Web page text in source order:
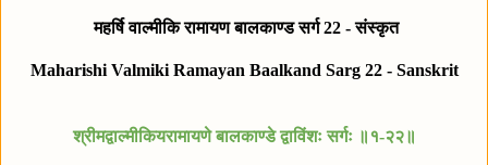
महर्षिवाल्मीकि रामायण बालकाण्डसर्ग 22 -संस्कृत
Maharishi Valmiki Ramayan Baalkand Sarg 22 - Sanskrit
श्रीमद्वाल्मीकियरामायणे बालकाण्डे द्वाविंशः सर्गः ॥१-२२॥